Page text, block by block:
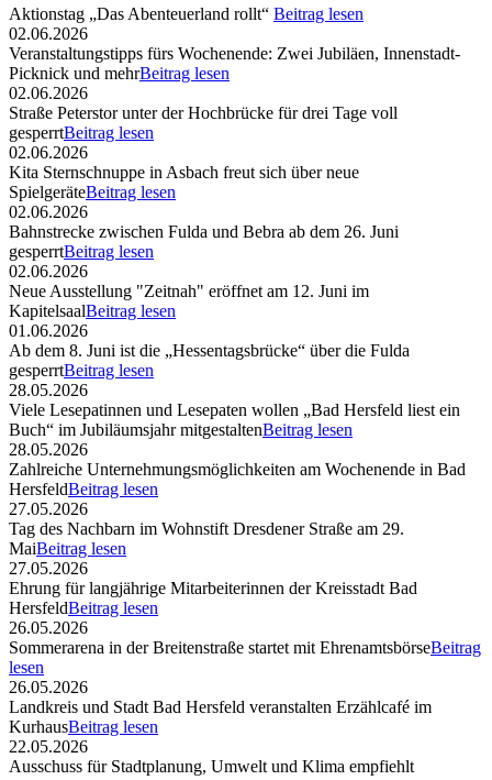
Aktionstag „Das Abenteuerland rollt“ Beitrag lesen
02.06.2026
Veranstaltungstipps fürs Wochenende: Zwei Jubiläen, Innenstadt-
Picknick und mehrBeitrag lesen
02.06.2026
Straße Peterstor unter der Hochbrücke für drei Tage voll
gesperrtBeitrag lesen
02.06.2026
Kita Sternschnuppe in Asbach freut sich über neue
SpielgeräteBeitrag lesen
02.06.2026
Bahnstrecke zwischen Fulda und Bebra ab dem 26. Juni
gesperrtBeitrag lesen
02.06.2026
Neue Ausstellung "Zeitnah" eröffnet am 12. Juni im
KapitelsaalBeitrag lesen
01.06.2026
Ab dem 8. Juni ist die „Hessentagsbrücke“ über die Fulda
gesperrtBeitrag lesen
28.05.2026
Viele Lesepatinnen und Lesepaten wollen „Bad Hersfeld liest ein
Buch“ im Jubiläumsjahr mitgestaltenBeitrag lesen
28.05.2026
Zahlreiche Unternehmungsmöglichkeiten am Wochenende in Bad
HersfeldBeitrag lesen
27.05.2026
Tag des Nachbarn im Wohnstift Dresdener Straße am 29.
MaiBeitrag lesen
27.05.2026
Ehrung für langjährige Mitarbeiterinnen der Kreisstadt Bad
HersfeldBeitrag lesen
26.05.2026
Sommerarena in der Breitenstraße startet mit EhrenamtsbörseBeitrag
lesen
26.05.2026
Landkreis und Stadt Bad Hersfeld veranstalten Erzählcafé im
KurhausBeitrag lesen
22.05.2026
Ausschuss für Stadtplanung, Umwelt und Klima empfiehlt